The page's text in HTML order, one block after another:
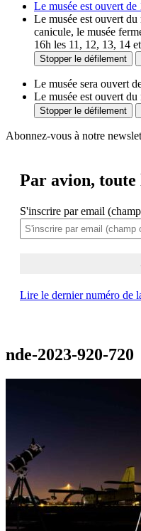
Le musée est ouvert
Le musée est ouvert
canicule, le musée
16h les 11, 12, 13, 14
Stopper le défilement
Le musée sera ouvert
Le musée est ouvert
Stopper le défilement
Abonnez-vous à notre
Par avion, toute
S'inscrire par email
Lire le dernier numéro de
nde-2023-920-720